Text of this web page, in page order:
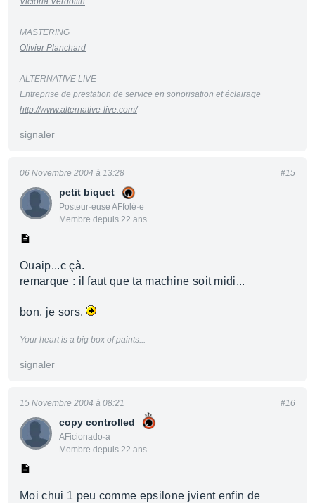
MASTERING
Olivier Planchard
ALTERNATIVE LIVE
Entreprise de prestation de service en sonorisation et éclairage
http://www.alternative-live.com/
signaler
petit biquet
Posteur·euse AFfolé·e
Membre depuis 22 ans
06 Novembre 2004 à 13:28 #15
Ouaip...c çà.
remarque : il faut que ta machine soit midi...
bon, je sors.
Your heart is a big box of paints...
signaler
copy controlled
AFicionado·a
Membre depuis 22 ans
15 Novembre 2004 à 08:21 #16
Moi chui 1 peu comme epsilone jvient enfin de